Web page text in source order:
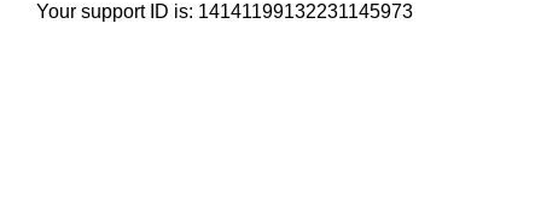
Your support ID is: 14141199132231145973